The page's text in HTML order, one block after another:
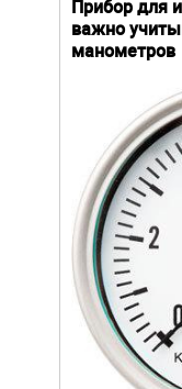
Прибор для
важно
манометров